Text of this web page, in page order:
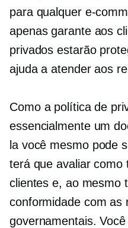
para qualquer e-
apenas garante aos
privados estarão
ajuda a atender aos
Como a política de
essencialmente um
la você mesmo pode
terá que avaliar como
clientes e, ao mesmo
conformidade com as
governamentais.